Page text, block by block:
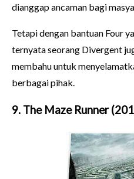
dianggap ancaman bagi
Tetapi dengan bantuan Four
ternyata seorang Divergent
membahu untuk
berbagai pihak.
9. The Maze Runner